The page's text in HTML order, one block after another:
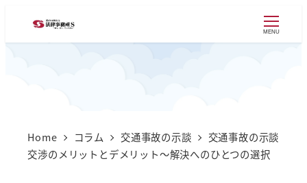
MENU
Home コラム 交通事故の示談
交通事故の示談
交渉のメリットとデメリット～解決へのひとつの選択